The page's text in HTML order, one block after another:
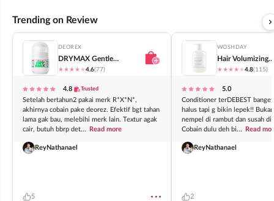
Trending on Review
DEOREX
DRYMAX Gentle
Antiperspir...
★ ★ ★ ★ ★4.6(77)
4.8 Trusted
Setelah bertahun2 pakai merk R*X*N*,
akhirnya cobain pake deorez. Efektif bgt tahan
lama gak bau, melebihi merk lain. Textur agak
cair, butuh bbrp det...
Read more
ReyNathanael
5
WOSHDAY
Hair Volumizing
Condition...
★ ★ ★ ★ ★4.8(115)
5.0
Conditioner terDEBEST
halus tapi g bikin lepek!!
nempel di rambut dan susah
Cobain dulu deh bi...
Read
ReyNathanael
2